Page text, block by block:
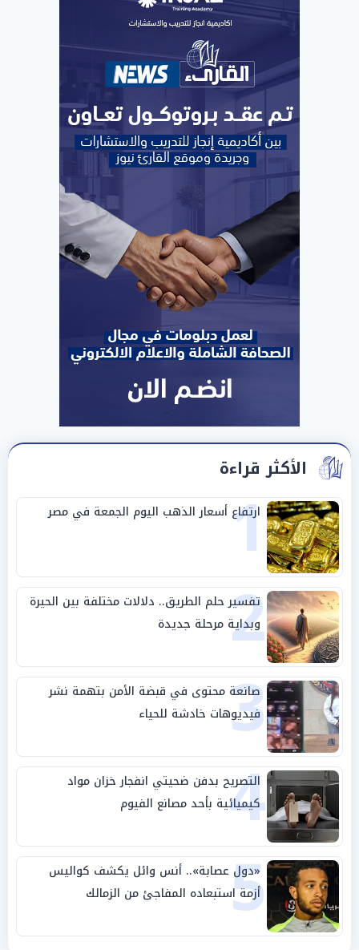
الأكثر قراءة
1
ارتفاع أسعار الذهب اليوم الجمعة في مصر
2
تفسير حلم الطريق.. دلالات مختلفة بين الحيرة
وبداية مرحلة جديدة
3
صانعة محتوى في قبضة الأمن بتهمة نشر
فيديوهات خادشة للحياء
4
التصريح بدفن ضحيتي انفجار خزان مواد
كيميائية بأحد مصانع الفيوم
5
«دول عصابة».. أنس وائل يكشف كواليس
أزمة استبعاده المفاجئ من الزمالك